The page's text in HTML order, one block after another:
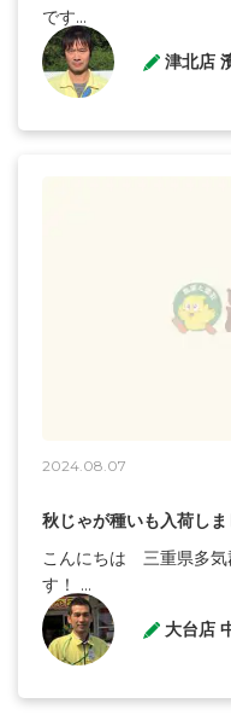
です...
津北店
2024.08.07
秋じゃが種いも入荷しま
こんにちは 三重県多
す！ ...
大台店